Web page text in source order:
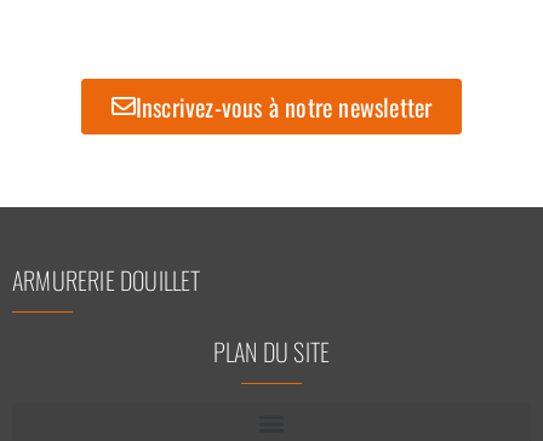
Inscrivez-vous à notre newsletter
ARMURERIE DOUILLET
PLAN DU SITE